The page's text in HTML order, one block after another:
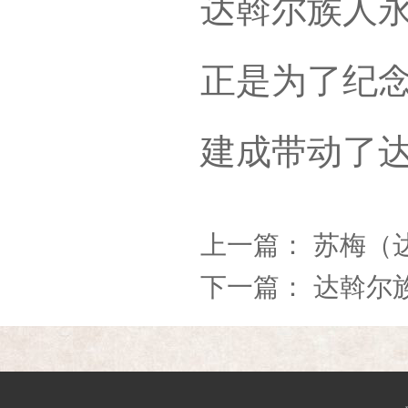
达斡尔族人
正是为了纪
建成带动了
上一篇： 苏梅（
下一篇： 达斡尔